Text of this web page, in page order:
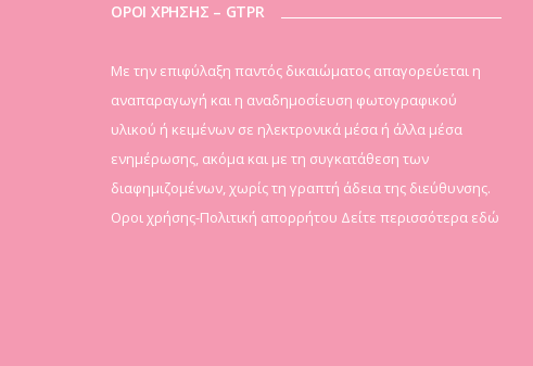
ΟΡΟΙ ΧΡΗΣΗΣ – GTPR
Mε την επιφύλαξη παντός δικαιώματος απαγορεύεται η
αναπαραγωγή και η αναδημοσίευση φωτογραφικού
υλικού ή κειμένων σε ηλεκτρονικά μέσα ή άλλα μέσα
ενημέρωσης, ακόμα και με τη συγκατάθεση των
διαφημιζομένων, χωρίς τη γραπτή άδεια της διεύθυνσης.
Οροι χρήσης-Πολιτική απορρήτου Δείτε περισσότερα εδώ